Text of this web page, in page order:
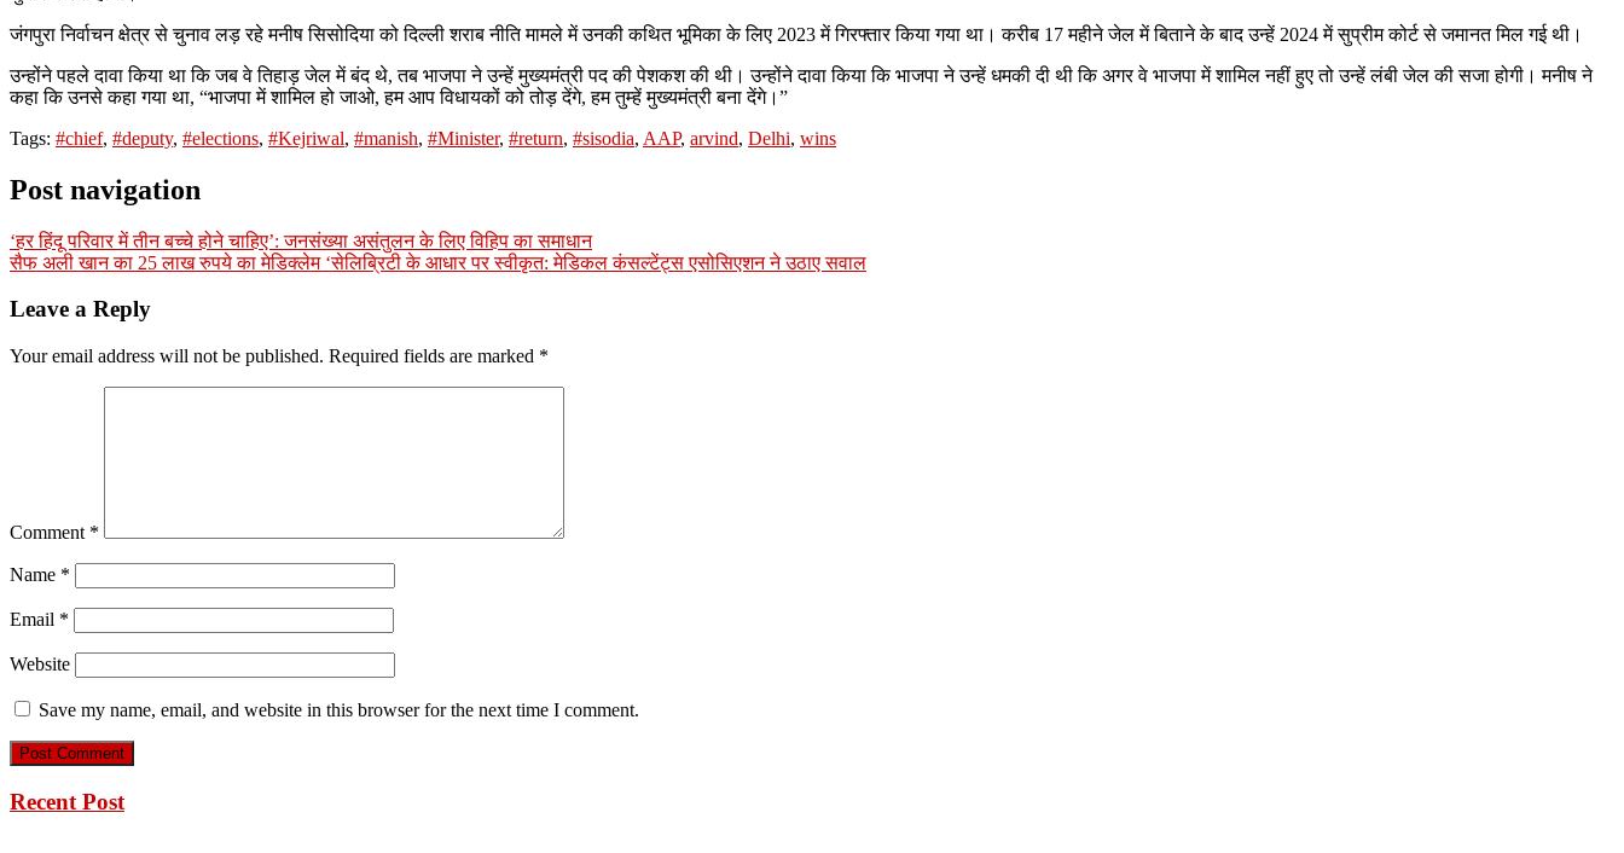
जंगपुरा निर्वाचन क्षेत्र से चुनाव लड़ रहे मनीष सिसोदिया को दिल्ली शराब नीति मामले में उनकी कथित भूमिका के लिए 2023 में गिरफ्तार किया गया था। करीब 17 महीने जेल में बिताने के बाद उन्हें 2024 में सुप्रीम कोर्ट से जमानत मिल गई थी।
उन्होंने पहले दावा किया था कि जब वे तिहाड़ जेल में बंद थे, तब भाजपा ने उन्हें मुख्यमंत्री पद की पेशकश की थी। उन्होंने दावा किया कि भाजपा ने उन्हें धमकी दी थी कि अगर वे भाजपा में शामिल नहीं हुए तो उन्हें लंबी जेल की सजा होगी। मनीष ने
कहा कि उनसे कहा गया था, “भाजपा में शामिल हो जाओ, हम आप विधायकों को तोड़ देंगे, हम तुम्हें मुख्यमंत्री बना देंगे।”
Tags: #chief, #deputy, #elections, #Kejriwal, #manish, #Minister, #return, #sisodia, AAP, arvind, Delhi, wins
Post navigation
‘हर हिंदू परिवार में तीन बच्चे होने चाहिए’: जनसंख्या असंतुलन के लिए विहिप का समाधान
सैफ अली खान का 25 लाख रुपये का मेडिक्लेम ‘सेलिब्रिटी के आधार पर स्वीकृत: मेडिकल कंसल्टेंट्स एसोसिएशन ने उठाए सवाल
Leave a Reply
Your email address will not be published. Required fields are marked *
Comment *
Name *
Email *
Website
Save my name, email, and website in this browser for the next time I comment.
Recent Post